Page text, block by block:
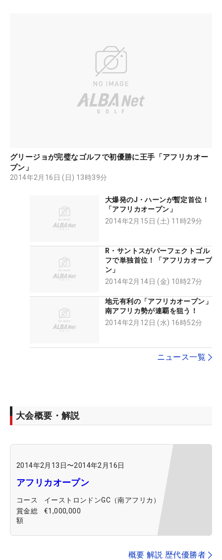
グリージョが完璧なゴルフで初優勝に王手「アフリカオー
プン」
2014年2月16日 (日) 13時39分
大爆発のJ・ハーンが暫定首位！
「アフリカオープン」
2014年2月15日 (土) 11時29分
R・サントスがパーフェクトゴル
フで単独首位！「アフリカオープ
ン」
2014年2月14日 (金) 10時27分
地元有利の「アフリカオープン」
南アフリカ勢が連覇を狙う！
2014年2月12日 (水) 16時52分
ニュース一覧
大会概要・解説
2014年2月13日〜2014年2月16日
アフリカオープン
コース
イーストロンドンGC（南アフリカ）
賞金総
額
€1,000,000
概要 解説 歴代優勝者